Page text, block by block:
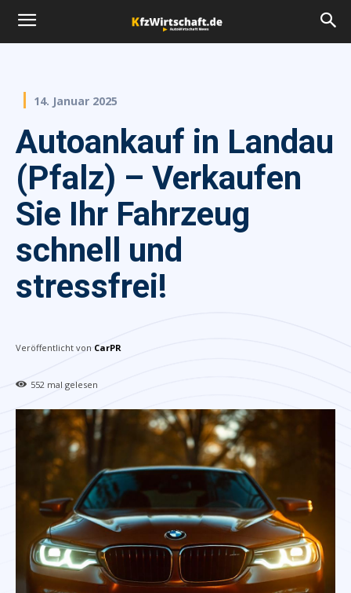
14. Januar 2025
Autoankauf in Landau
(Pfalz) – Verkaufen
Sie Ihr Fahrzeug
schnell und
stressfrei!
Veröffentlicht von CarPR
552 mal gelesen